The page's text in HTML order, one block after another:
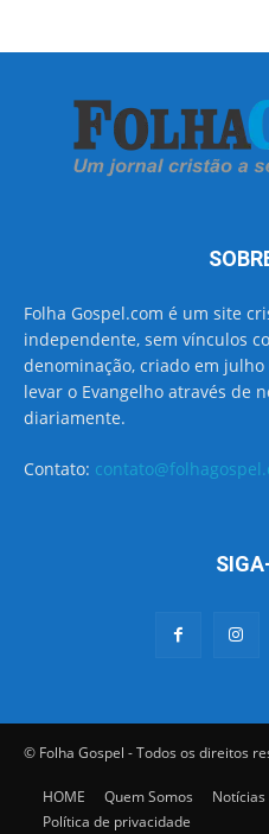
Folha Gospel.com é um site
independente, sem vínculos
denominação, criado em
levar o Evangelho através de
diariamente.
Contato:
© Folha Gospel - Todos os direitos
HOME Quem Somos Notícias
Política de privacidade